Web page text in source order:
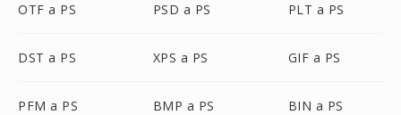
OTF a PS PSD a PS PLT a PS
DST a PS XPS a PS GIF a PS
PFM a PS BMP a PS BIN a PS